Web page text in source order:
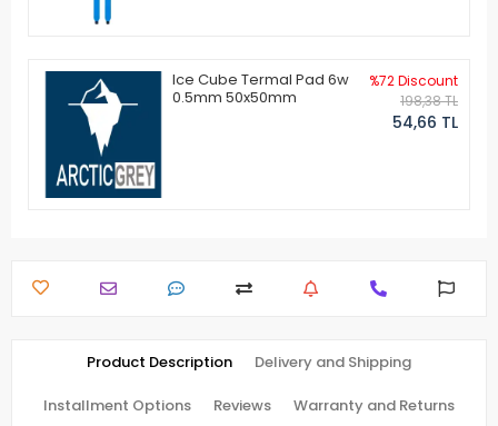
Ice Cube Termal Pad 6w
0.5mm 50x50mm
%72 Discount
198,38 TL
54,66 TL
Product Description Delivery and Shipping
Installment Options Reviews Warranty and Returns